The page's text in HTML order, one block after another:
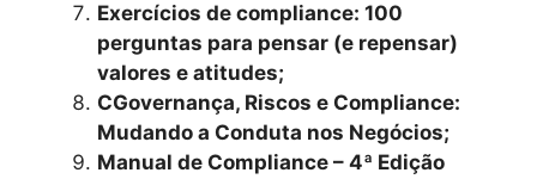
Exercícios de compliance: 100
perguntas para pensar (e repensar)
valores e atitudes;
CGovernança, Riscos e Compliance:
Mudando a Conduta nos Negócios;
Manual de Compliance – 4ª Edição